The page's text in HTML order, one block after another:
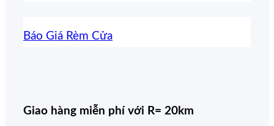
Báo Giá Rèm Cửa
Giao hàng miễn phí với R= 20km